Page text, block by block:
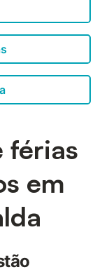
férias
em